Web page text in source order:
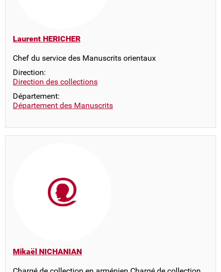
Laurent HERICHER
Chef du service des Manuscrits orientaux
Direction:
Direction des collections
Département:
Département des Manuscrits
Mikaël NICHANIAN